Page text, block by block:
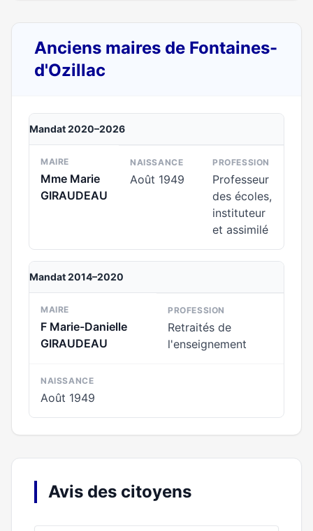
Anciens maires de Fontaines-
d'Ozillac
Mandat 2020–2026
MAIRE
Mme Marie
GIRAUDEAU
NAISSANCE
Août 1949
PROFESSION
Professeur
des écoles,
instituteur
et assimilé
Mandat 2014–2020
MAIRE
F Marie-Danielle
GIRAUDEAU
PROFESSION
Retraités de
l'enseignement
NAISSANCE
Août 1949
Avis des citoyens